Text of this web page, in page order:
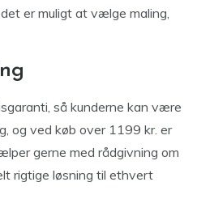
er muligt at vælge maling,
så kunderne kan være
og ved køb over 1199 kr. er
gerne med rådgivning om
rigtige løsning til ethvert